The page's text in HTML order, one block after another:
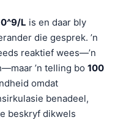
L is en daar bly
die gesprek. ’n
reaktief wees—’n
’n telling bo 100
omdat
benadeel,
beskryf dikwels